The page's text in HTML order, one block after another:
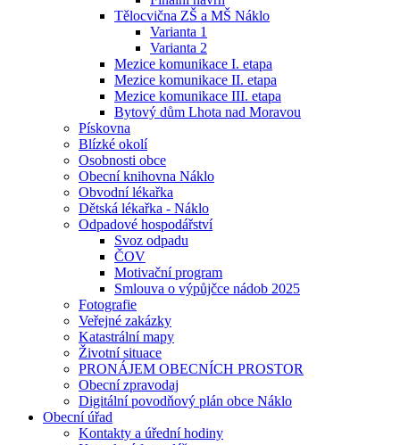
Tělocvična ZŠ a MŠ Náklo
Varianta 1
Varianta 2
Mezice komunikace I. etapa
Mezice komunikace II. etapa
Mezice komunikace III. etapa
Bytový dům Lhota nad Moravou
Pískovna
Blízké okolí
Osobnosti obce
Obecní knihovna Náklo
Obvodní lékařka
Dětská lékařka - Náklo
Odpadové hospodářství
Svoz odpadu
ČOV
Motivační program
Smlouva o výpůjčce nádob 2025
Fotografie
Veřejné zakázky
Katastrální mapy
Životní situace
PRONÁJEM OBECNÍCH PROSTOR
Obecní zpravodaj
Digitální povodňový plán obce Náklo
Obecní úřad
Kontakty a úřední hodiny